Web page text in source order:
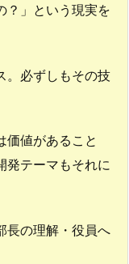
？」という現実を
。必ずしもその技
価値があること
発テーマもそれに
長の理解・役員へ